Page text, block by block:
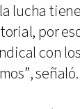
lucha
por
con
señaló.